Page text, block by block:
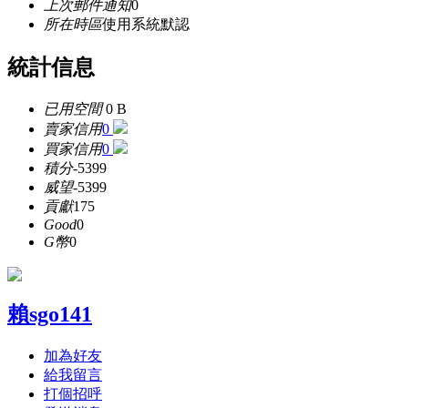
上次郵件通知0
所在時區使用系統默認
統計信息
已用空間0 B
賣家信用0
買家信用0
積分-5399
威望-5399
貢獻175
Good0
G幣0
賴sgo141
加為好友
給我留言
打個招呼